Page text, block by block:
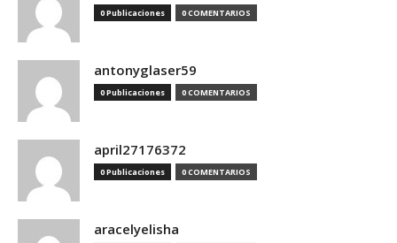
0 Publicaciones 0 COMENTARIOS
antonyglaser59
0 Publicaciones 0 COMENTARIOS
april27176372
0 Publicaciones 0 COMENTARIOS
aracelyelisha